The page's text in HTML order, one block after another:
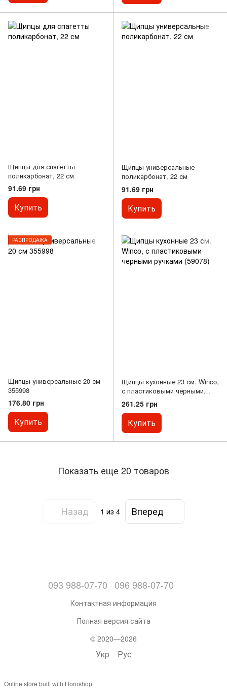
Щипцы для спагетты
поликарбонат, 22 см
91.69 грн
Купить
Щипцы универсальные
поликарбонат, 22 см
91.69 грн
Купить
РАСПРОДАЖА
Щипцы универсальные 20 см
355998
176.80 грн
Купить
Щипцы кухонные 23 см. Winco,
с пластиковыми черными
ручками (59078)
261.25 грн
Купить
Показать еще 20 товаров
Назад 1 из 4 Вперед
093 988-07-70 096 988-07-70
Контактная информация
Полная версия сайта
© 2020—2026
Укр Рус
Online store built with Horoshop